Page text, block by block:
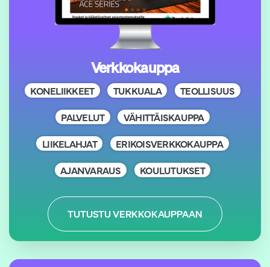
Verkkokauppa
KONELIIKKEET TUKKUALA
TEOLLISUUS
PALVELUT
VÄHITTÄISKAUPPA
LIIKELAHJAT
ERIKOISVERKKOKAUPPA
AJANVARAUS
KOULUTUKSET
TUTUSTU VERKKOKAUPPAAN